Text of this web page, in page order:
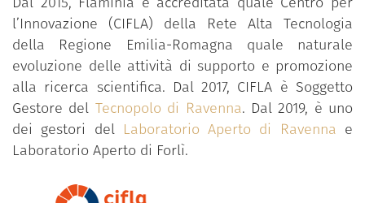
l’Innovazione (CIFLA) della Rete Alta Tecnologia
della Regione Emilia-Romagna quale naturale
evoluzione delle attività di supporto e promozione
alla ricerca scientifica. Dal 2017, CIFLA è Soggetto
Gestore del Tecnopolo di Ravenna. Dal 2019, è uno
dei gestori del Laboratorio Aperto di Ravenna e
Laboratorio Aperto di Forlì.